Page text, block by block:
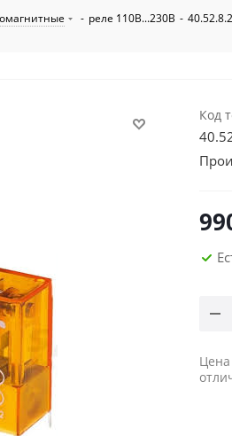
- реле 110В...230В -
Код